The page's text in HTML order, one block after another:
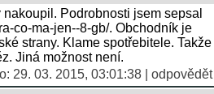
Podrobnosti jsem sepsal
co-ma-jen--8-gb/. Obchodník je
strany. Klame spotřebitele. Takže
Jiná možnost není.
29. 03. 2015, 03:01:38 | odpovědět